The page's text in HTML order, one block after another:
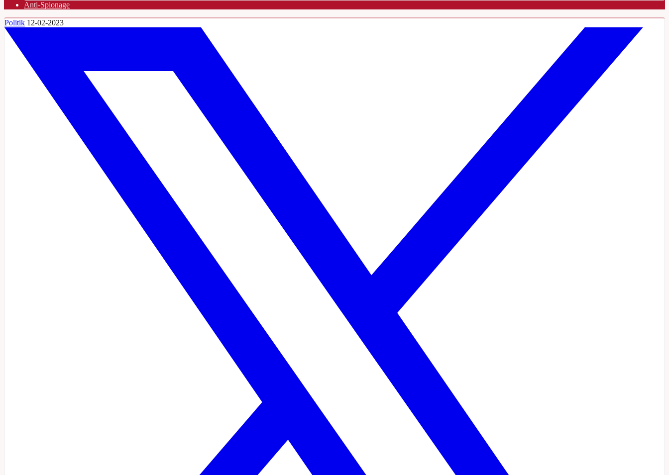
Anti-Spionage
Politik 12-02-2023